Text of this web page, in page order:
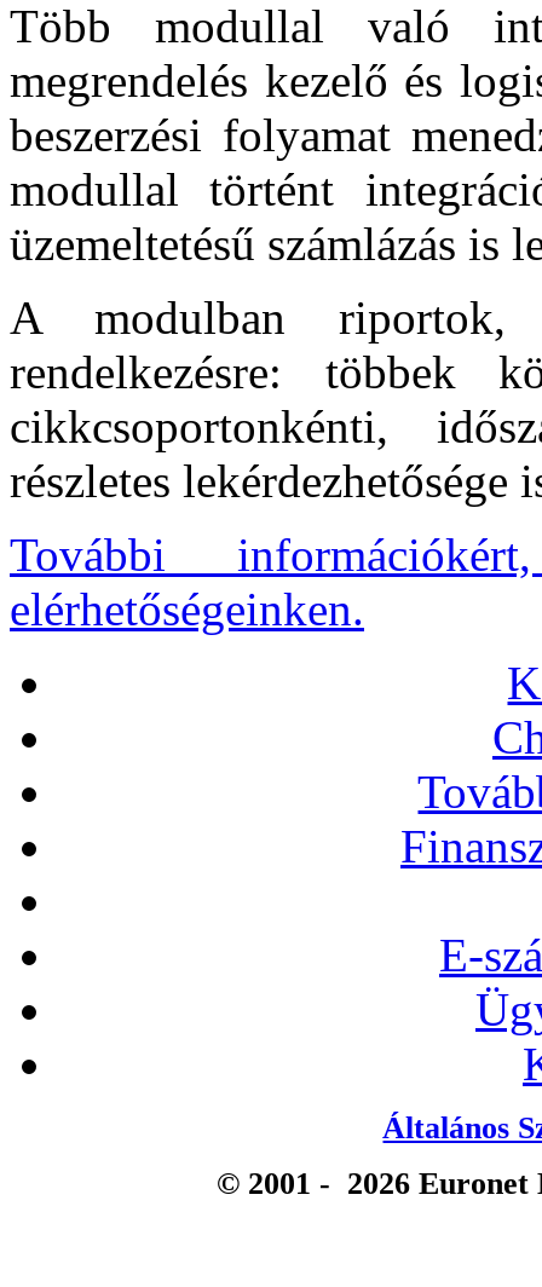
Több modullal való
megrendelés kezelő és
beszerzési folyamat
modullal történt
üzemeltetésű számlázás is
A modulban riportok,
rendelkezésre: többek
cikkcsoportonkénti,
részletes lekérdezhetősége
További
elérhetőségeinken.
E-
Általános
© 2001 - 2026 Euronet